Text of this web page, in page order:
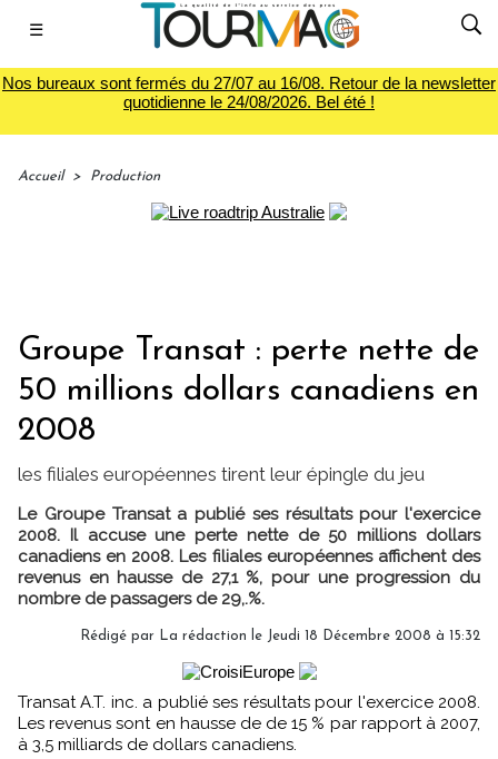
☰
Nos bureaux sont fermés du 27/07 au 16/08. Retour de la newsletter
quotidienne le 24/08/2026. Bel été !
Accueil > Production
Groupe Transat : perte nette de
50 millions dollars canadiens en
2008
les filiales européennes tirent leur épingle du jeu
Le Groupe Transat a publié ses résultats pour l'exercice
2008. Il accuse une perte nette de 50 millions dollars
canadiens en 2008. Les filiales européennes affichent des
revenus en hausse de 27,1 %, pour une progression du
nombre de passagers de 29,.%.
Rédigé par La rédaction le Jeudi 18 Décembre 2008 à 15:32
Transat A.T. inc. a publié ses résultats pour l'exercice 2008.
Les revenus sont en hausse de de 15 % par rapport à 2007,
à 3,5 milliards de dollars canadiens.